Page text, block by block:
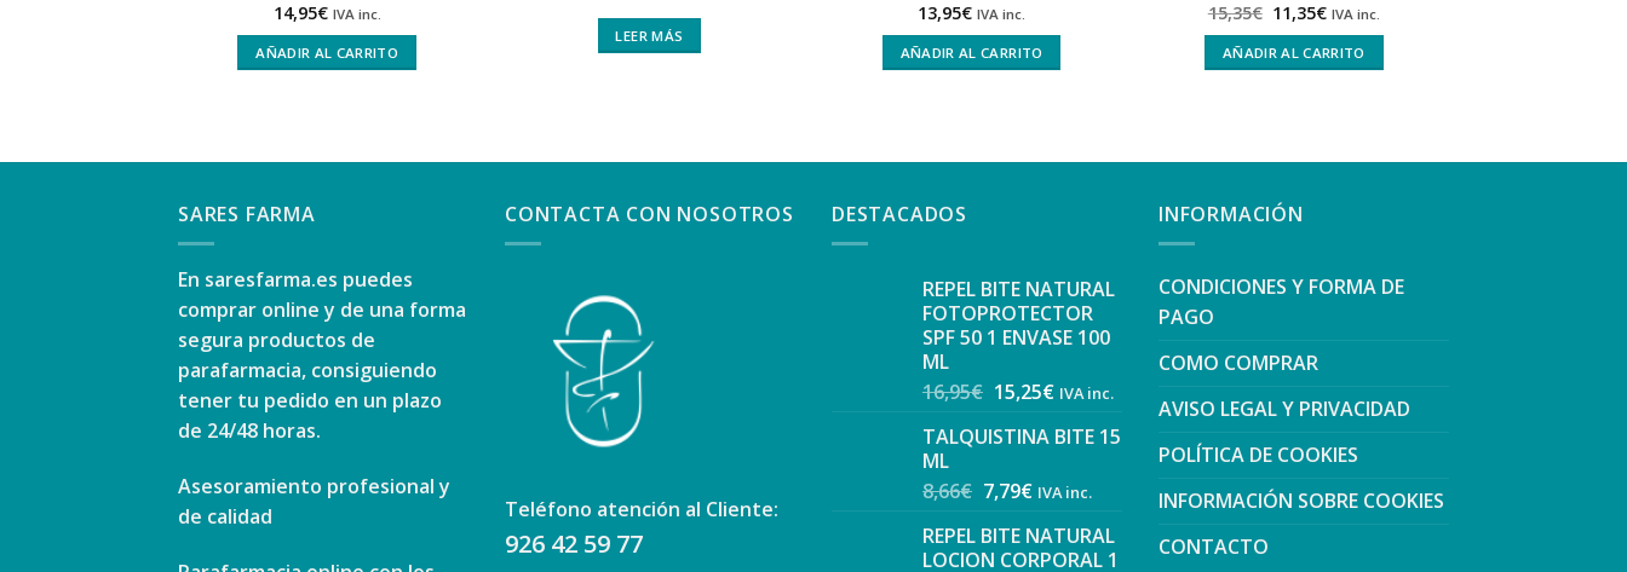
14,95€ IVA inc.
AÑADIR AL CARRITO
LEER MÁS
13,95€ IVA inc.
AÑADIR AL CARRITO
15,35€ 11,35€ IVA inc.
AÑADIR AL CARRITO
SARES FARMA
En saresfarma.es puedes
comprar online y de una forma
segura productos de
parafarmacia, consiguiendo
tener tu pedido en un plazo
de 24/48 horas.
Asesoramiento profesional y
de calidad
CONTACTA CON NOSOTROS
Teléfono atención al Cliente:
926 42 59 77
DESTACADOS
REPEL BITE NATURAL
FOTOPROTECTOR
SPF 50 1 ENVASE 100
ML
16,95€ 15,25€ IVA inc.
TALQUISTINA BITE 15
ML
8,66€ 7,79€ IVA inc.
REPEL BITE NATURAL
LOCION CORPORAL 1
INFORMACIÓN
CONDICIONES Y FORMA DE
PAGO
COMO COMPRAR
AVISO LEGAL Y PRIVACIDAD
POLÍTICA DE COOKIES
INFORMACIÓN SOBRE COOKIES
CONTACTO